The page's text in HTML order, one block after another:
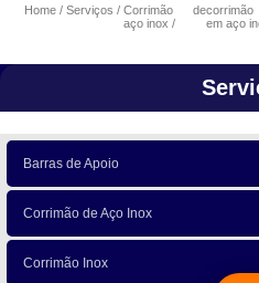
Home Serviços
Corrimão de
aço inox
em aço
Barras de Apoio
Corrimão de Aço Inox
Corrimão Inox